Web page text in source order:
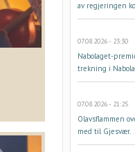
av regjeringen
07.08.2026 - 23:30
Nabolaget-
trekning i
07.08.2026 - 21:25
Olavsflammen
med til Gjesvær.